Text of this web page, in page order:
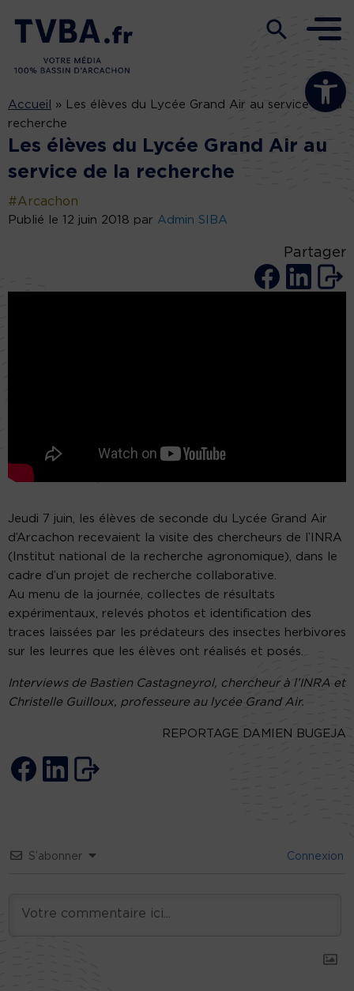
Ouvrir la
Accueil »
Les élèves du Lycée Grand Air au service de la
recherche
Les élèves du Lycée Grand Air au
service de la recherche
#Arcachon
Publié le 12 juin 2018 par Admin SIBA
Partager
Jeudi 7 juin, les élèves de seconde du Lycée Grand Air
d’Arcachon recevaient la visite des chercheurs de l’INRA
(Institut national de la recherche agronomique), dans le
cadre d’un projet de recherche collaborative.
Au menu de la journée, collectes de résultats
expérimentaux, relevés photos et identification des
traces laissées par les prédateurs des insectes herbivores
sur les leurres que les élèves ont réalisés et posés.
Interviews de Bastien Castagneyrol, chercheur à l’INRA et
Christelle Guilloux, professeure au lycée Grand Air.
REPORTAGE DAMIEN BUGEJA
S’abonner Connexion